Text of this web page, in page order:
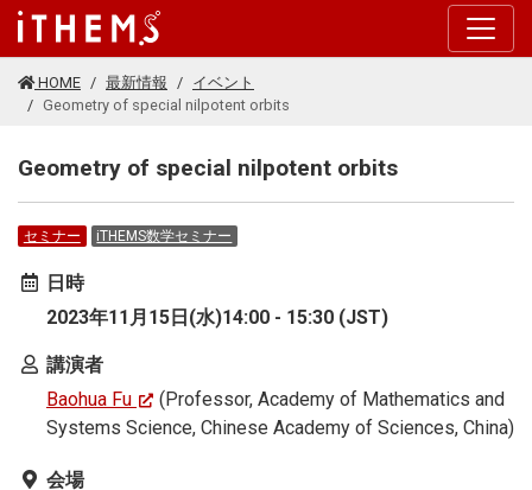
このページの本文に移動する
HOME 最新情報
イベント
Geometry of special nilpotent orbits
Geometry of special nilpotent orbits
セミナー iTHEMS数学セミナー
日時
2023年11月15日(水)14:00 - 15:30 (JST)
講演者
Baohua Fu
(Professor, Academy of Mathematics and
Systems Science, Chinese Academy of Sciences, China)
会場